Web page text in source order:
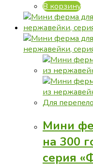
В корзину
Для
Мини
на 300
серия